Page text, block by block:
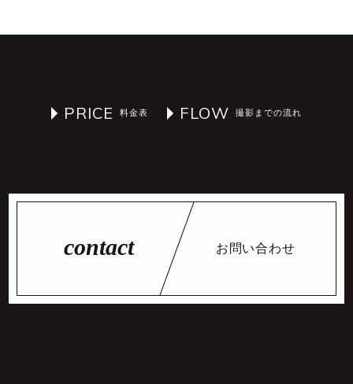
PRICE FLOW
お問い合わせ